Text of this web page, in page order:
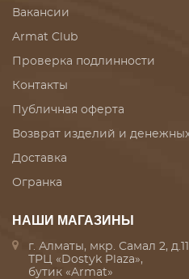
Вакансии
Armat Club
Проверка подлинности
Контакты
Публичная оферта
Возврат изделий и
Доставка
Огранка
НАШИ МАГАЗИНЫ
г. Алматы, мкр. Самал 2,
ТРЦ «Dostyk Plaza»,
бутик «Armat»